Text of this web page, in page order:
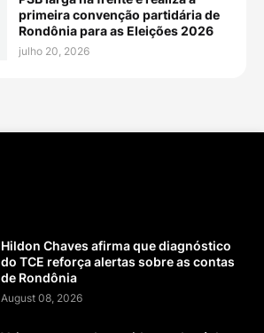
primeira convenção partidária de
Rondônia para as Eleições 2026
julho 20, 2026
Hildon Chaves afirma que diagnóstico
do TCE reforça alertas sobre as contas
de Rondônia
August 08, 2026